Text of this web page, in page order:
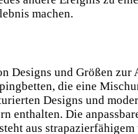
machen.
Designs und Größen zur
die eine
Designs und
enthalten. Die
aus